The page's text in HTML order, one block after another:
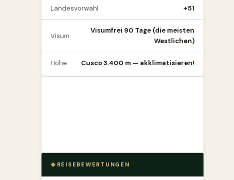
Landesvorwahl +51
Visum
Visumfrei 90 Tage (die meisten
Westlichen)
Höhe Cusco 3.400 m — akklimatisieren!
REISEBEWERTUNGEN